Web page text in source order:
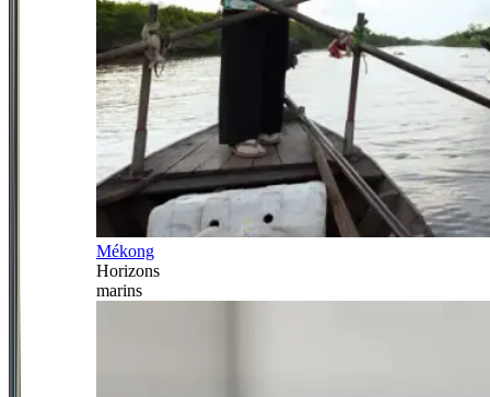
Mékong
Horizons
marins